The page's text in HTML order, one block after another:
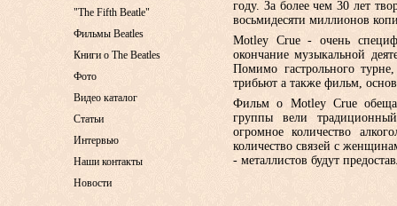
году. За более чем 30 лет
восьмидесяти миллионов
Motley Crue - очень
окончание музыкальной
Помимо гастрольного
трибьют а также фильм,
Фильм о Motley Crue
группы вели
огромное количество
количество связей с
- металлистов будут
"The Fifth Beatle"
Фильмы Beatles
Книги о The Beatles
Фото
Видео каталог
Статьи
Интервью
Наши контакты
Новости